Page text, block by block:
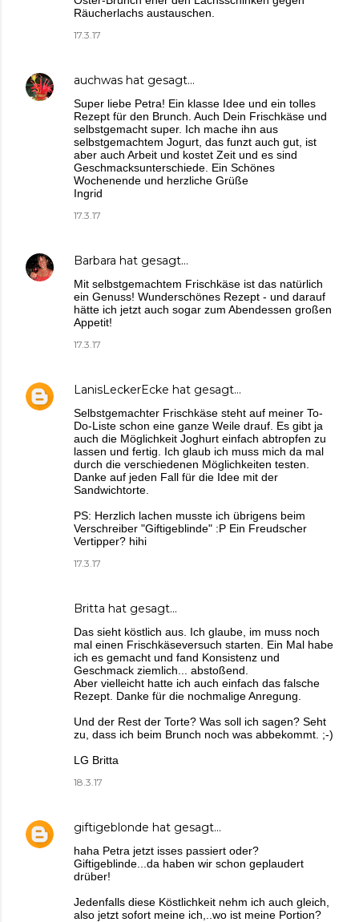
Räucherlachs austauschen.
17.3.17
auchwas hat gesagt…
Super liebe Petra! Ein klasse Idee und ein tolles
Rezept für den Brunch. Auch Dein Frischkäse und
selbstgemacht super. Ich mache ihn aus
selbstgemachtem Jogurt, das funzt auch gut, ist
aber auch Arbeit und kostet Zeit und es sind
Geschmacksunterschiede. Ein Schönes
Wochenende und herzliche Grüße
Ingrid
17.3.17
Barbara hat gesagt…
Mit selbstgemachtem Frischkäse ist das natürlich
ein Genuss! Wunderschönes Rezept - und darauf
hätte ich jetzt auch sogar zum Abendessen großen
Appetit!
17.3.17
LanisLeckerEcke hat gesagt…
Selbstgemachter Frischkäse steht auf meiner To-
Do-Liste schon eine ganze Weile drauf. Es gibt ja
auch die Möglichkeit Joghurt einfach abtropfen zu
lassen und fertig. Ich glaub ich muss mich da mal
durch die verschiedenen Möglichkeiten testen.
Danke auf jeden Fall für die Idee mit der
Sandwichtorte.
PS: Herzlich lachen musste ich übrigens beim
Verschreiber "Giftigeblinde" :P Ein Freudscher
Vertipper? hihi
17.3.17
Britta hat gesagt…
Das sieht köstlich aus. Ich glaube, im muss noch
mal einen Frischkäseversuch starten. Ein Mal habe
ich es gemacht und fand Konsistenz und
Geschmack ziemlich... abstoßend.
Aber vielleicht hatte ich auch einfach das falsche
Rezept. Danke für die nochmalige Anregung.
Und der Rest der Torte? Was soll ich sagen? Seht
zu, dass ich beim Brunch noch was abbekommt. ;-)
LG Britta
18.3.17
giftigeblonde hat gesagt…
haha Petra jetzt isses passiert oder?
Giftigeblinde...da haben wir schon geplaudert
drüber!
Jedenfalls diese Köstlichkeit nehm ich auch gleich,
also jetzt sofort meine ich,..wo ist meine Portion?